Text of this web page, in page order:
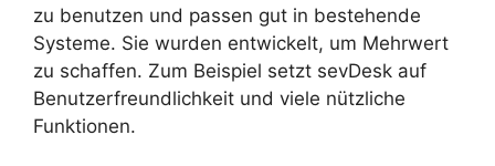
zu benutzen und passen gut in bestehende
Systeme. Sie wurden entwickelt, um Mehrwert
zu schaffen. Zum Beispiel setzt sevDesk auf
Benutzerfreundlichkeit und viele nützliche
Funktionen.